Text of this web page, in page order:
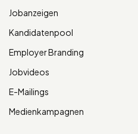
Jobanzeigen
Kandidatenpool
Employer Branding
Jobvideos
E-Mailings
Medienkampagnen